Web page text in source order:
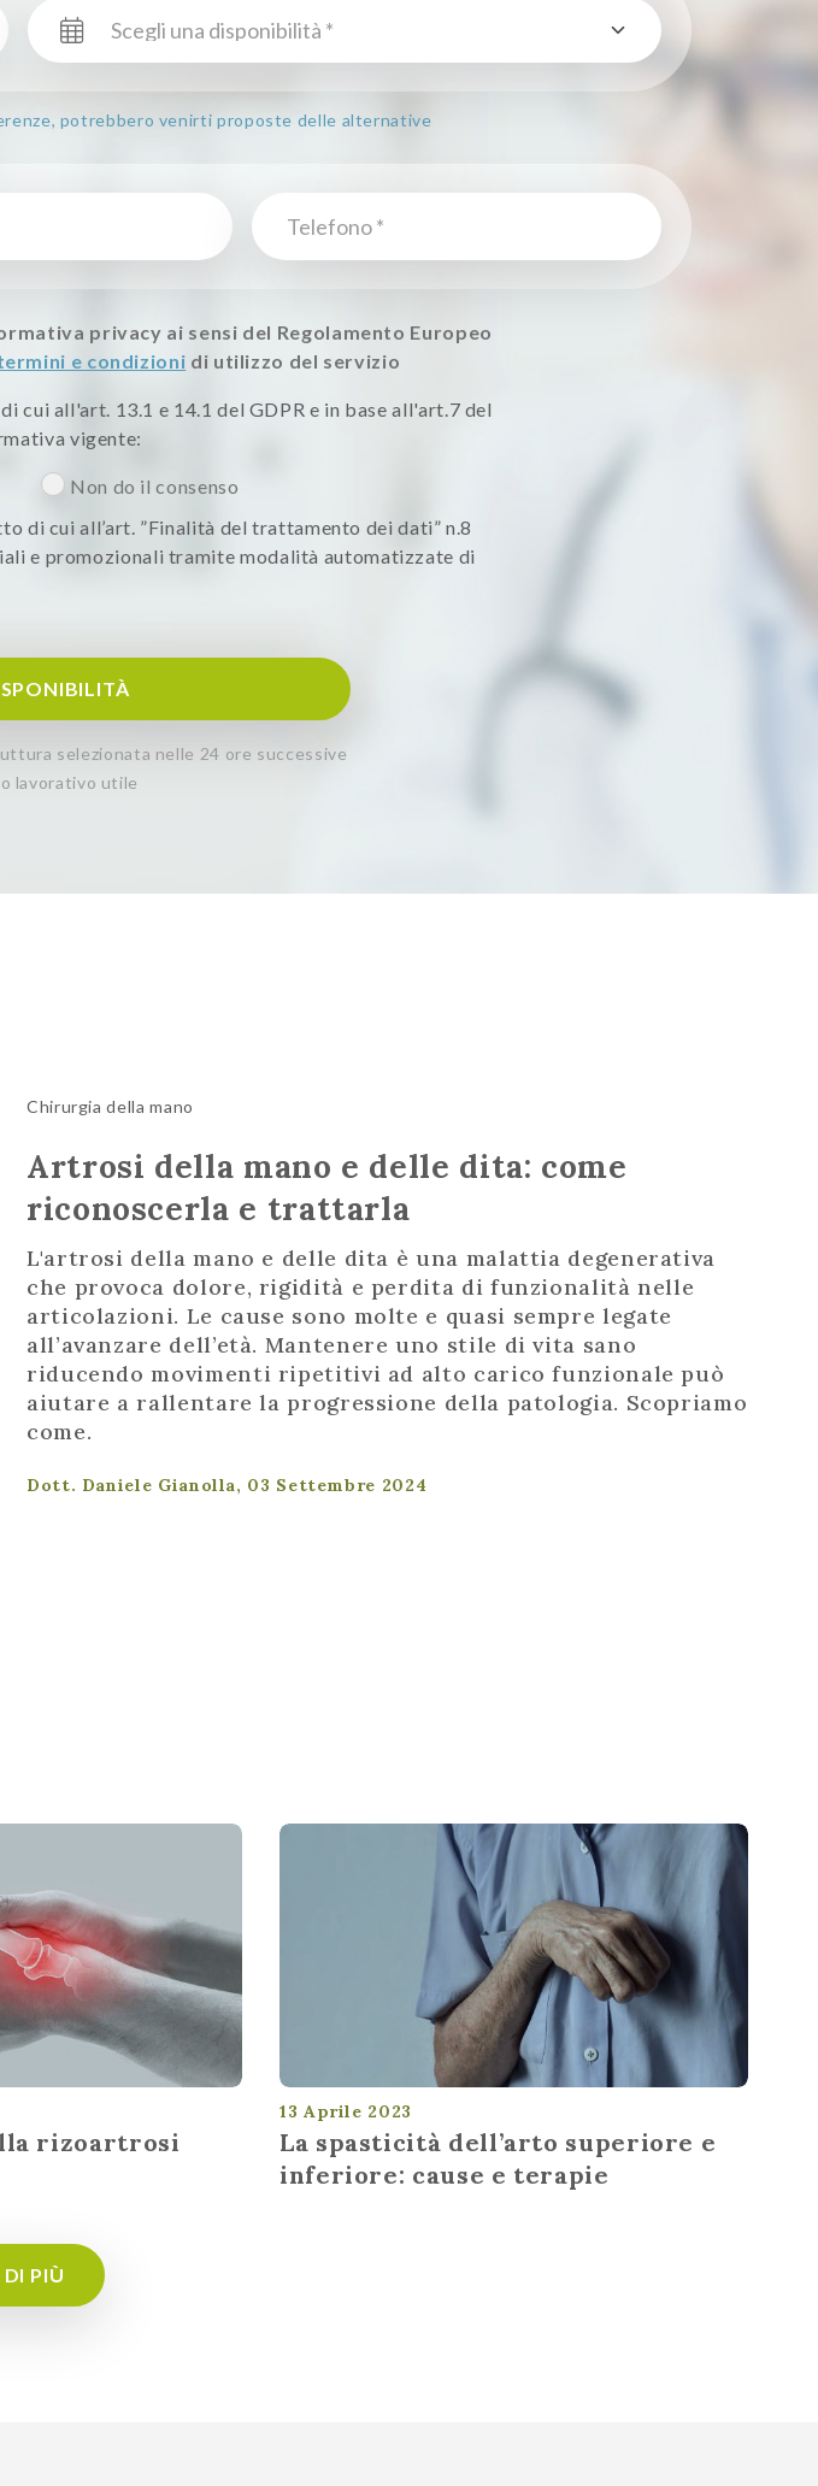
potrebbero venirti proposte delle alternative
privacy ai sensi del Regolamento Europeo
e condizioni di utilizzo del servizio
all'art. 13.1 e 14.1 del GDPR e in base all'art.7 del
vigente:
Non do il consenso
cui all’art. ”Finalità del trattamento dei dati” n.8
e promozionali tramite modalità automatizzate di
selezionata nelle 24 ore successive
lavorativo utile
Chirurgia della mano
Artrosi della mano e delle dita: come
riconoscerla e trattarla
L'artrosi della mano e delle dita è una malattia degenerativa
che provoca dolore, rigidità e perdita di funzionalità nelle
articolazioni. Le cause sono molte e quasi sempre legate
all’avanzare dell’età. Mantenere uno stile di vita sano
riducendo movimenti ripetitivi ad alto carico funzionale può
aiutare a rallentare la progressione della patologia. Scopriamo
come.
Dott. Daniele Gianolla, 03 Settembre 2024
rizoartrosi
13 Aprile 2023
La spasticità dell’arto superiore e
inferiore: cause e terapie
PIÙ